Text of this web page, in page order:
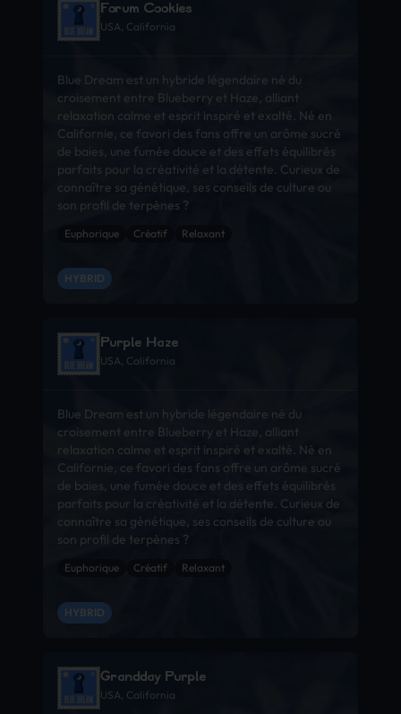
Forum Cookies
USA, California
Blue Dream est un hybride légendaire né du
croisement entre Blueberry et Haze, alliant
relaxation calme et esprit inspiré et exalté. Né en
Californie, ce favori des fans offre un arôme sucré
de baies, une fumée douce et des effets équilibrés
parfaits pour la créativité et la détente. Curieux de
connaître sa génétique, ses conseils de culture ou
son profil de terpènes ?
Euphorique Créatif Relaxant
HYBRID
Purple Haze
USA, California
Blue Dream est un hybride légendaire né du
croisement entre Blueberry et Haze, alliant
relaxation calme et esprit inspiré et exalté. Né en
Californie, ce favori des fans offre un arôme sucré
de baies, une fumée douce et des effets équilibrés
parfaits pour la créativité et la détente. Curieux de
connaître sa génétique, ses conseils de culture ou
son profil de terpènes ?
Euphorique Créatif Relaxant
HYBRID
Grandday Purple
USA, California